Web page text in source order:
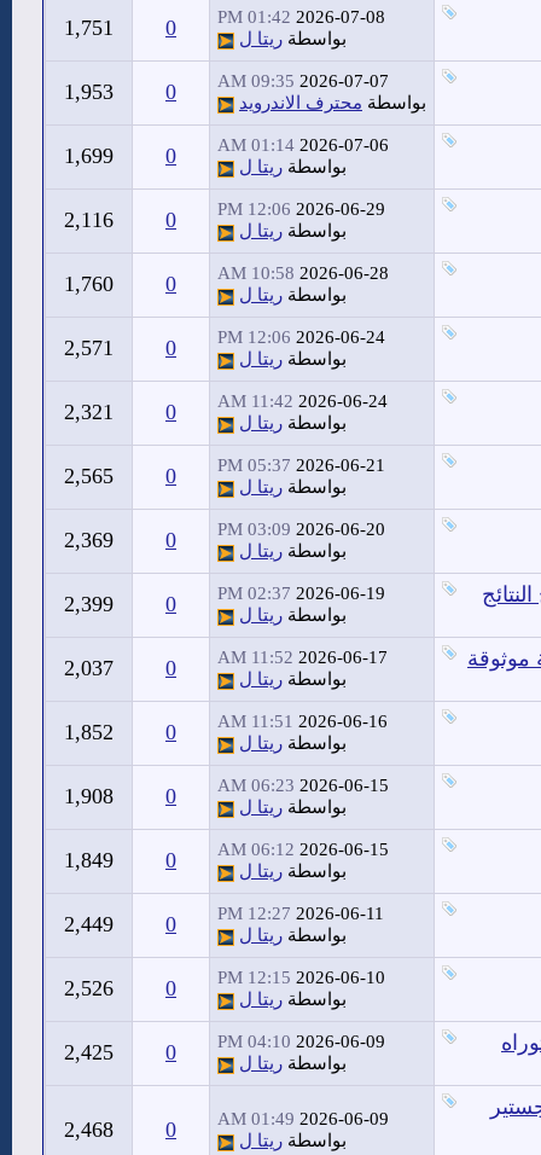
2026-07-08
01:42 PM
بواسطة ريتا ل 0
1,751
2026-07-07
09:35 AM
بواسطة محترف الاندرويد 0
1,953
2026-07-06
01:14 AM
بواسطة ريتا ل 0
1,699
2026-06-29
12:06 PM
بواسطة ريتا ل 0
2,116
2026-06-28
10:58 AM
بواسطة ريتا ل 0
1,760
2026-06-24
12:06 PM
بواسطة ريتا ل 0
2,571
2026-06-24
11:42 AM
بواسطة ريتا ل 0
2,321
2026-06-21
05:37 PM
بواسطة ريتا ل 0
2,565
2026-06-20
03:09 PM
بواسطة ريتا ل 0
2,369
2026-06-19
02:37 PM
بواسطة ريتا ل 0
2,399
موثوقة 2026-06-17
11:52 AM
بواسطة ريتا ل 0
2,037
2026-06-16
11:51 AM
بواسطة ريتا ل 0
1,852
2026-06-15
06:23 AM
بواسطة ريتا ل 0
1,908
2026-06-15
06:12 AM
بواسطة ريتا ل 0
1,849
2026-06-11
12:27 PM
بواسطة ريتا ل 0
2,449
2026-06-10
12:15 PM
بواسطة ريتا ل 0
2,526
2026-06-09
04:10 PM
بواسطة ريتا ل 0
2,425
2026-06-09
01:49 AM
بواسطة ريتا ل 0
2,468